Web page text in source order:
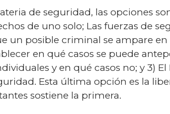
de seguridad, las opciones
de uno solo; Las fuerzas de
un posible criminal se ampare en
en qué casos se puede
y en qué casos no; y 3)
Esta última opción es la
sostiene la primera.